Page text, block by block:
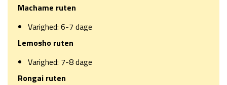
Machame ruten
Varighed: 6-7 dage
Lemosho ruten
Varighed: 7-8 dage
Rongai ruten